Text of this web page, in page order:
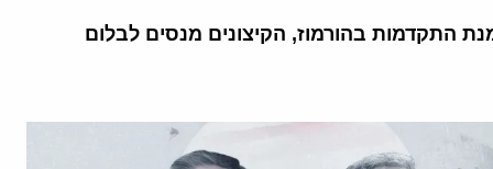
התקדמות בהורמוז, הקיצונים מנסים לבלום